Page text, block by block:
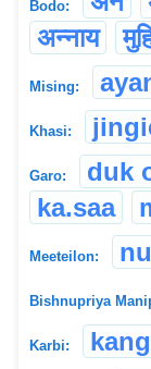
Bodo:
अन्नाय
Mising:
Khasi:
Garo: duk
ka.saa
Meeteilon:
Bishnupriya
Karbi: